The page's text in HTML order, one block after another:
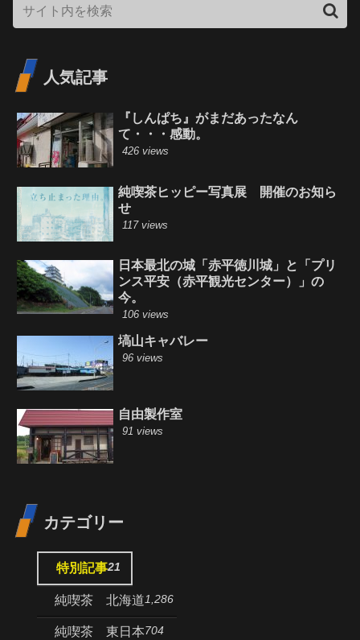
人気記事
『しんぱち』がまだあったなん
て・・・感動。
426 views
純喫茶ヒッピー写真展 開催のお知ら
せ
117 views
日本最北の城「赤平徳川城」と「プリ
ンス平安（赤平観光センター）」の
今。
106 views
塙山キャバレー
96 views
自由製作室
91 views
カテゴリー
特別記事21
純喫茶 北海道1,286
純喫茶 東日本704